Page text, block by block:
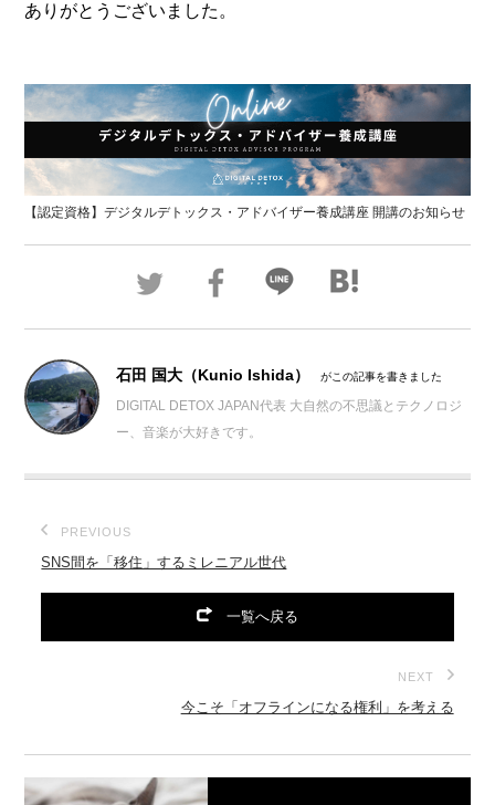
ありがとうございました。
【認定資格】デジタルデトックス・アドバイザー養成講座 開講のお知らせ
石田 国大（Kunio Ishida） がこの記事を書きました
DIGITAL DETOX JAPAN代表 大自然の不思議とテクノロジ
ー、音楽が大好きです。
PREVIOUS
SNS間を「移住」するミレニアル世代
一覧へ戻る
NEXT
今こそ「オフラインになる権利」を考える